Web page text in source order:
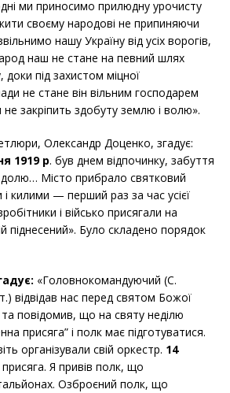
ми приносимо прилюдну урочисту
своєму народові не припиняючи
нашу Україну від усіх ворогів,
наш не стане на певний шлях
під захистом міцної
не стане він вільним господарем
закріпить здобуту землю і волю».
Олександр Доценко, згадує:
1919 р. був днем відпочинку, забуття
Місто прибрало святковий
і килими — перший раз за час усієї
і військо присягали на
піднесений». Було складено порядок
«Головнокомандуючий (С.
відвідав нас перед святом Божої
повідомив, що на святу неділю
присяга” і полк має підготуватися.
організували свій оркестр. 14
Я привів полк, що
Озброєний полк, що